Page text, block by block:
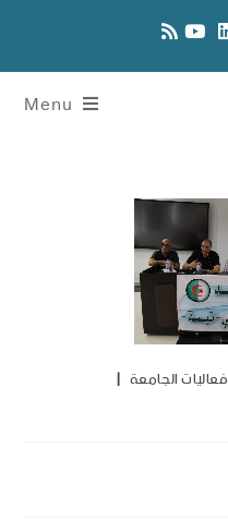
Menu
فعاليات الجامعة